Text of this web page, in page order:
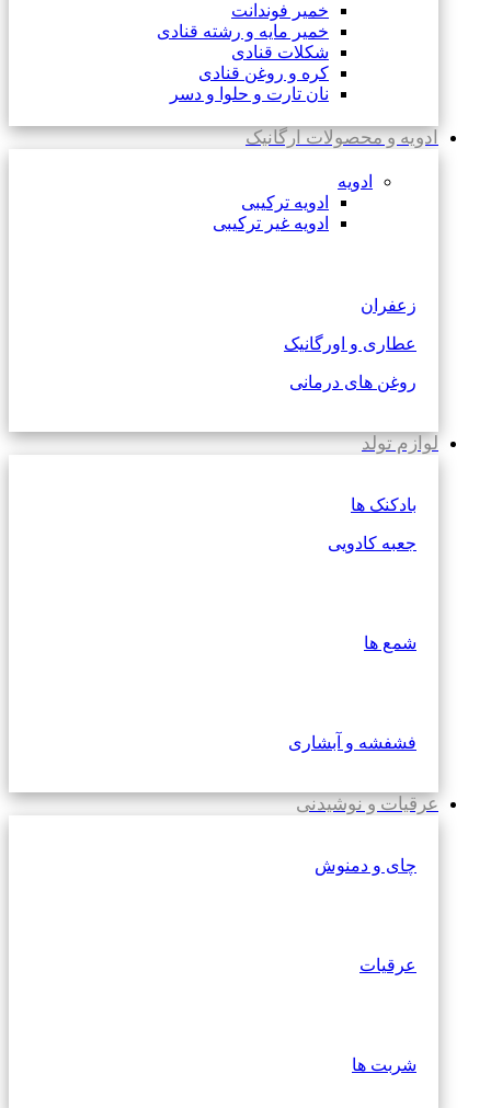
خمیر فوندانت
خمیر مایه و رشته قنادی
شکلات قنادی
کره و روغن قنادی
نان تارت و حلوا و دسر
ادویه و محصولات ارگانیک
ادویه
ادویه ترکیبی
ادویه غیر ترکیبی
زعفران
عطاری و اورگانیک
روغن های درمانی
لوازم تولد
بادکنک ها
جعبه کادویی
شمع ها
فشفشه و آبشاری
عرقیات و نوشیدنی
چای و دمنوش
عرقیات
شربت ها